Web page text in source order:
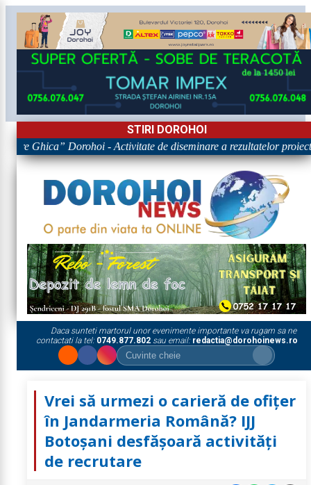
STIRI DOROHOI
Ghica” Dorohoi - Activitate de diseminare a rezultatelor
Daca sunteti martorul unor evenimente importante va rugam sa ne
contactati la tel: 0749.877.802sau email: redactia@dorohoinews.ro
Vrei să urmezi o carieră de ofițer
în Jandarmeria Română? IJJ
Botoșani desfășoară activități
de recrutare